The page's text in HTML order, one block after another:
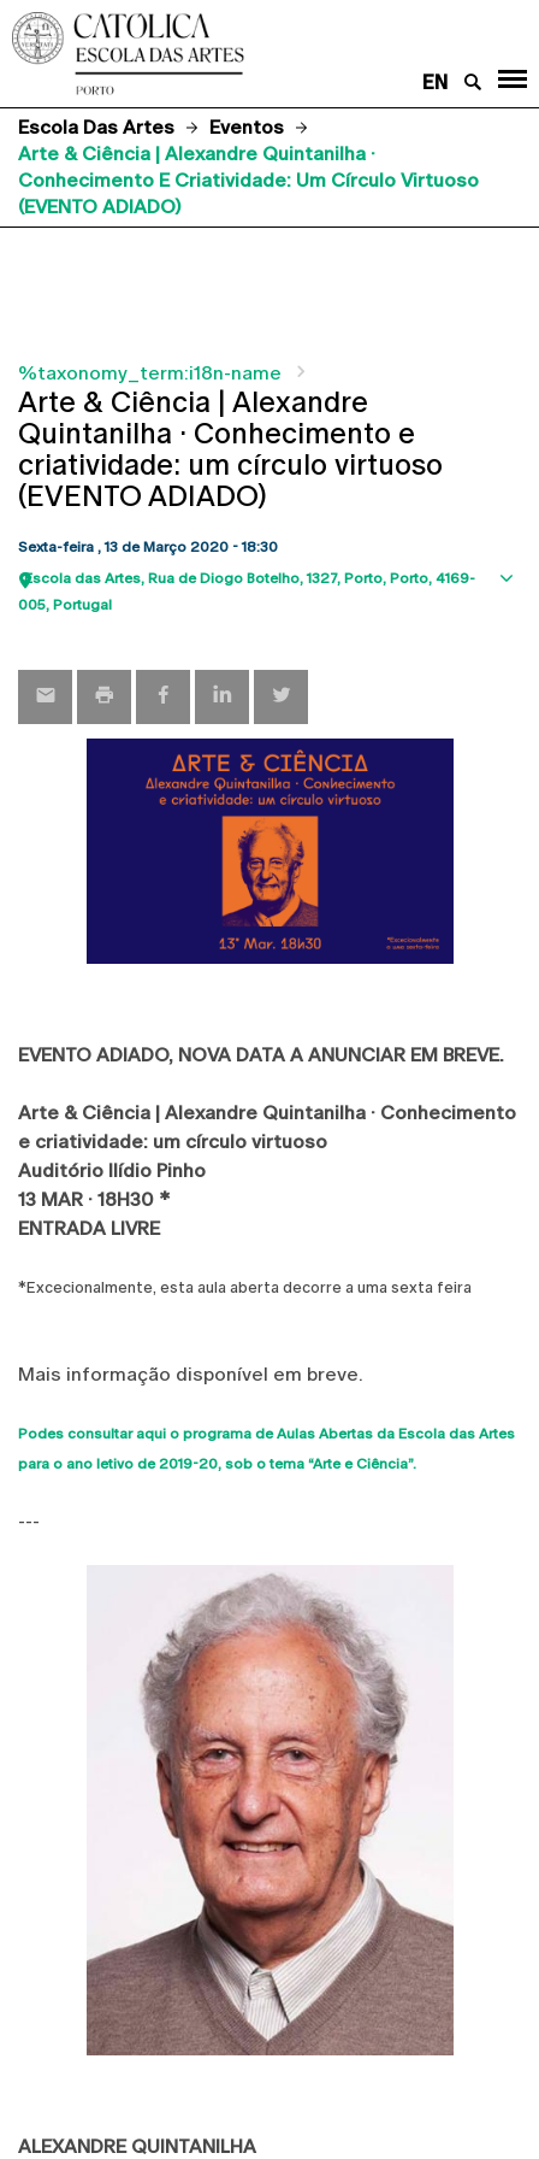
EN
Escola Das Artes
Eventos
Arte & Ciência | Alexandre Quintanilha ·
Conhecimento E Criatividade: Um Círculo Virtuoso
(EVENTO ADIADO)
%taxonomy_term:i18n-name
Arte & Ciência | Alexandre
Quintanilha · Conhecimento e
criatividade: um círculo virtuoso
(EVENTO ADIADO)
Sexta-feira , 13 de Março 2020 - 18:30
Escola das Artes Rua de Diogo Botelho, 1327 Porto Porto 4169-
005 Portugal
EVENTO ADIADO, NOVA DATA A ANUNCIAR EM BREVE.
Arte & Ciência | Alexandre Quintanilha · Conhecimento
e criatividade: um círculo virtuoso
Auditório Ilídio Pinho
13 MAR · 18H30 *
ENTRADA LIVRE
*Excecionalmente, esta aula aberta decorre a uma sexta feira
Mais informação disponível em breve.
Podes consultar aqui o programa de Aulas Abertas da Escola das Artes
para o ano letivo de 2019-20, sob o tema “Arte e Ciência”.
---
ALEXANDRE QUINTANILHA